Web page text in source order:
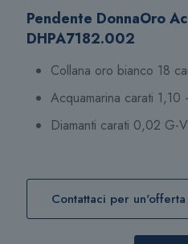
Pendente DonnaOro
DHPA7182.002
Collana oro bianco 18
Acquamarina carati
Diamanti carati 0,02 G-
Contattaci per